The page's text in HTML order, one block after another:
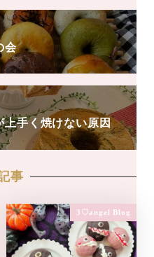
追
加
会
上手く焼けない原因
事
3♡angel Blog